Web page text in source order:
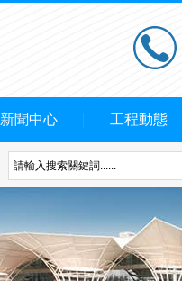
新聞中心 工程動態